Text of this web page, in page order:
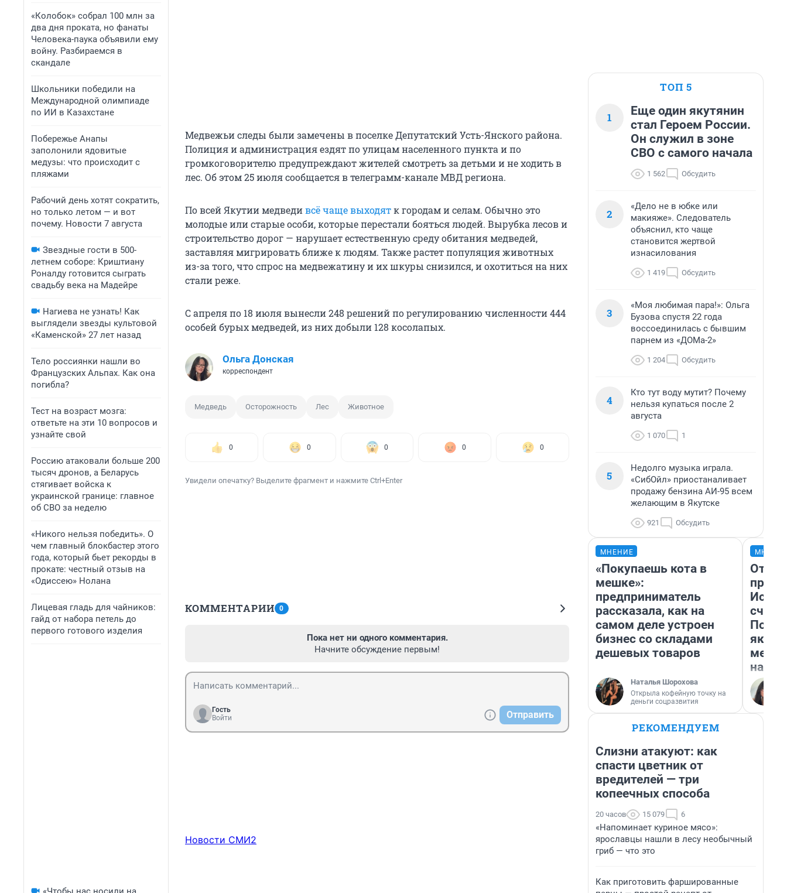
«Колобок» собрал 100 млн за
два дня проката, но фанаты
Человека-паука объявили ему
войну. Разбираемся в
скандале
Школьники победили на
Международной олимпиаде
по ИИ в Казахстане
Побережье Анапы
заполонили ядовитые
медузы: что происходит с
пляжами
Рабочий день хотят сократить,
но только летом — и вот
почему. Новости 7 августа
Звездные гости в 500-
летнем соборе: Криштиану
Роналду готовится сыграть
свадьбу века на Мадейре
Нагиева не узнать! Как
выглядели звезды культовой
«Каменской» 27 лет назад
Тело россиянки нашли во
Французских Альпах. Как она
погибла?
Тест на возраст мозга:
ответьте на эти 10 вопросов и
узнайте свой
Россию атаковали больше 200
тысяч дронов, а Беларусь
стягивает войска к
украинской границе: главное
об СВО за неделю
«Никого нельзя победить». О
чем главный блокбастер этого
года, который бьет рекорды в
прокате: честный отзыв на
«Одиссею» Нолана
Лицевая гладь для чайников:
гайд от набора петель до
первого готового изделия
Медвежьи следы были замечены в поселке Депутатский Усть-Янского района.
Полиция и администрация ездят по улицам населенного пункта и по
громкоговорителю предупреждают жителей смотреть за детьми и не ходить в
лес. Об этом 25 июля сообщается в телеграмм-канале МВД региона.
По всей Якутии медведивсё чаще выходятк городам и селам. Обычно это
молодые или старые особи, которые перестали бояться людей. Вырубка лесов и
строительство дорог — нарушает естественную среду обитания медведей,
заставляя мигрировать ближе к людям. Также растет популяция животных
из-за того, что спрос на медвежатину и их шкуры снизился, и охотиться на них
стали реже.
С апреля по 18 июля вынесли 248 решений по регулированию численности 444
особей бурых медведей, из них добыли 128 косолапых.
Ольга Донская
корреспондент
Медведь Осторожность Лес Животное
0 0 0 0 0
Увидели опечатку? Выделите фрагмент и нажмите Ctrl+Enter
КОММЕНТАРИИ 0
Пока нет ни одного комментария.
Начните обсуждение первым!
Гость
Войти
Отправить
Новости СМИ2
ТОП 5
1
Еще один якутянин
стал Героем России.
Он служил в зоне
СВО с самого начала
1 562 Обсудить
2
«Дело не в юбке или
макияже». Следователь
объяснил, кто чаще
становится жертвой
изнасилования
1 419 Обсудить
3
«Моя любимая пара!»: Ольга
Бузова спустя 22 года
воссоединилась с бывшим
парнем из «ДОМа-2»
1 204 Обсудить
4
Кто тут воду мутит? Почему
нельзя купаться после 2
августа
1 070 1
5
Недолго музыка играла.
«СибОйл» приостаналивает
продажу бензина АИ-95 всем
желающим в Якутске
921 Обсудить
МНЕНИЕ
«Покупаешь кота в
мешке»:
предприниматель
рассказала, как на
самом деле устроен
бизнес со складами
дешевых товаров
Наталья Шорохова
Открыла кофейную точку на
деньги соцразвития
метр
РЕКОМЕНДУЕМ
Слизни атакуют: как
спасти цветник от
вредителей — три
копеечных способа
20 часов 15 079 6
«Напоминает куриное мясо»:
ярославцы нашли в лесу необычный
гриб — что это
Как приготовить фаршированные